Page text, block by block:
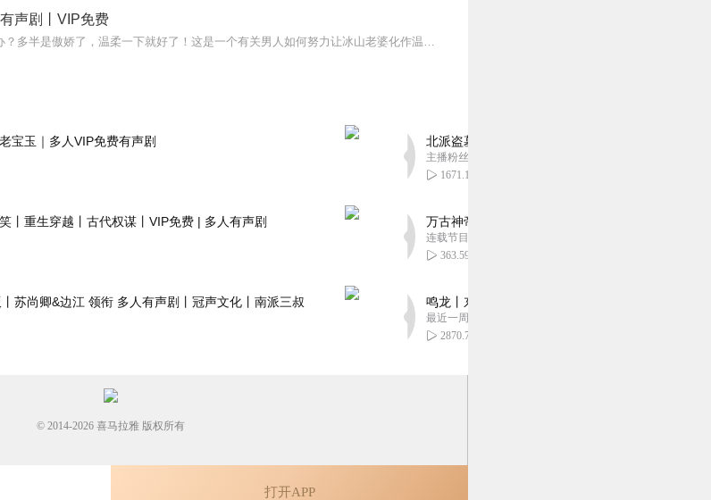
，太假啦！但主播的生声好听。
他老婆头脑简单，任性，想干什么就干什么，这次出国是多此一举，为她死去
1
🌹🌹🌹
0
声剧丨VIP免费
【内容简介】老婆太高冷怎么办？多半是傲娇了，温柔一下就好了！这是一个有关男人如何努力让冰山老婆化作温柔贤妻的励志故事。【作者/主播】作者：尼古拉斯泰森，网络小说...
宝玉｜多人VIP免费有声剧
丨重生穿越丨古代权谋丨VIP免费 | 多人有声剧
苏尚卿&边江 领衔 多人有声剧丨冠声文化丨南派三叔
北派盗墓笔记丨头陀渊出品丨悬疑灵异丨摸金校尉
主播粉丝1659万
1671.14万
万古神帝丨玄幻丨热血丨紫襟团队演播丨多人有声
连载节目超二百集
363.59万
鸣龙丨东方玄幻丨紫襟团队丨轻松搞笑丨多人有声
最近一周更新
2870.72万
打开APP
© 2014-2026 喜马拉雅 版权所有